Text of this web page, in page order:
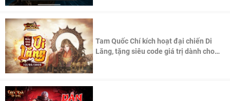
Tam Quốc Chí kích hoạt đại chiến Di
Lăng, tặng siêu code giá trị dành cho